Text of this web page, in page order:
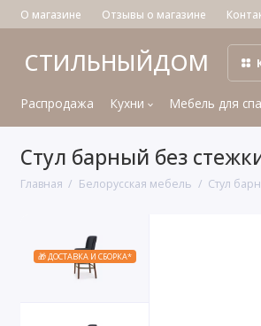
О магазине Отзывы о магазине
СТИЛЬНЫЙДОМ
Распродажа Кухни Мебель для
Стул барный без
Главная Белорусская мебель Стул
🎁 ДОСТАВКА И СБОРКА*